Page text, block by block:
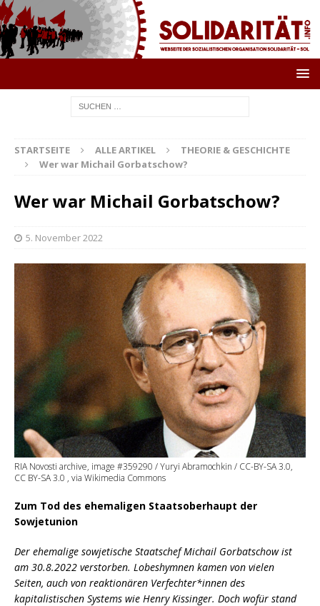
STARTSEITE ALLE ARTIKEL
THEORIE & GESCHICHTE
Wer war Michail Gorbatschow?
Wer war Michail Gorbatschow?
5. November 2022
RIA Novosti archive, image #359290 / Yuryi Abramochkin / CC-BY-SA 3.0,
CC BY-SA 3.0 , via Wikimedia Commons
Zum Tod des ehemaligen Staatsoberhaupt der
Sowjetunion
Der ehemalige sowjetische Staatschef Michail Gorbatschow ist
am 30.8.2022 verstorben. Lobeshymnen kamen von vielen
Seiten, auch von reaktionären Verfechter*innen des
kapitalistischen Systems wie Henry Kissinger. Doch wofür stand